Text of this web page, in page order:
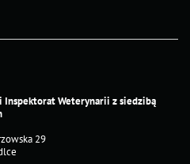
Inspektorat Weterynarii z siedzibą
29